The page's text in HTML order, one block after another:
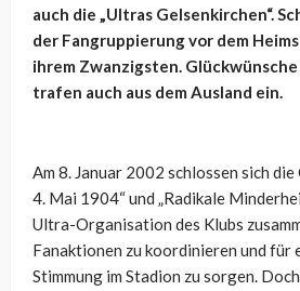
auch die „Ultras Gelsenkirchen“.
der Fangruppierung vor dem
ihrem Zwanzigsten. Glückwünsche
trafen auch aus dem Ausland ein.
Am 8. Januar 2002 schlossen sich die
4. Mai 1904“ und „Radikale
Ultra-Organisation des Klubs
Fanaktionen zu koordinieren und für
Stimmung im Stadion zu sorgen.